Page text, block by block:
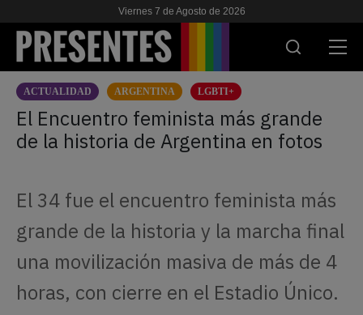
Viernes 7 de Agosto de 2026
ACTUALIDAD
INVESTIGACIONES
ESCUELA
NOSOTRES
APOYANOS
ACTUALIDAD ARGENTINA LGBTI+
El Encuentro feminista más grande
de la historia de Argentina en fotos
El 34 fue el encuentro feminista más
grande de la historia y la marcha final
una movilización masiva de más de 4
horas, con cierre en el Estadio Único.